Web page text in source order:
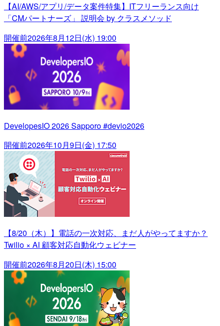
【AI/AWS/アプリ/データ案件特集】ITフリーランス向け
「CMパートナーズ」 説明会 by クラスメソッド
開催前2026年8月12日(水) 19:00
DevelopesIO 2026 Sapporo #devio2026
開催前2026年10月9日(金) 17:50
【8/20（木）】電話の一次対応、まだ人がやってますか？
Twilio × AI 顧客対応自動化ウェビナー
開催前2026年8月20日(木) 15:00